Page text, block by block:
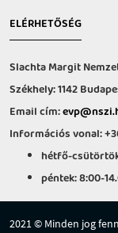
ELÉRHETŐSÉG
Slachta Margit
Székhely: 1142
Email cím:
Információs vonal:
hétfő-
péntek: 8:00-
2021 © Minden jog